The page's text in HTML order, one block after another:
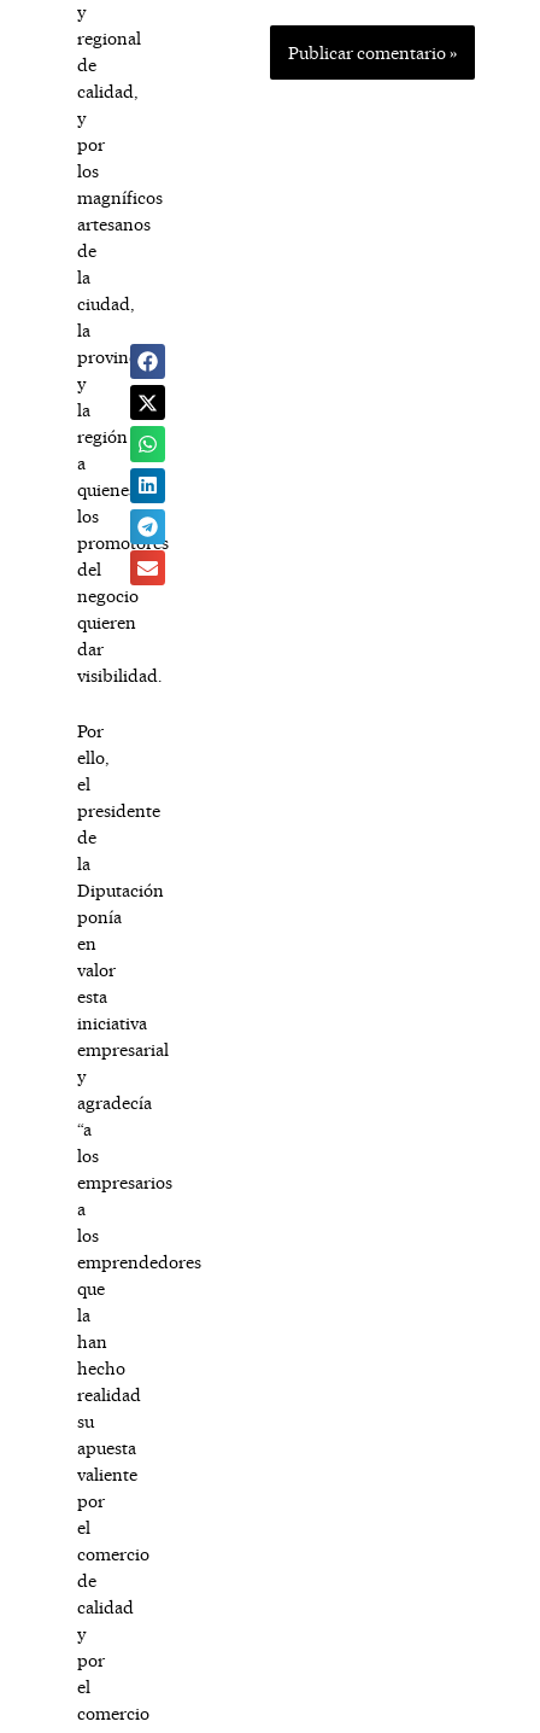
y
regional
de
calidad,
y
por
los
magníficos
artesanos
de
la
ciudad,
la
provincia
y
la
región
a
quienes
los
promotores
del
negocio
quieren
dar
visibilidad.
Por
ello,
el
presidente
de
la
Diputación
ponía
en
valor
esta
iniciativa
empresarial
y
agradecía
“a
los
empresarios
a
los
emprendedores
que
la
han
hecho
realidad
su
apuesta
valiente
por
el
comercio
de
calidad
y
por
el
comercio